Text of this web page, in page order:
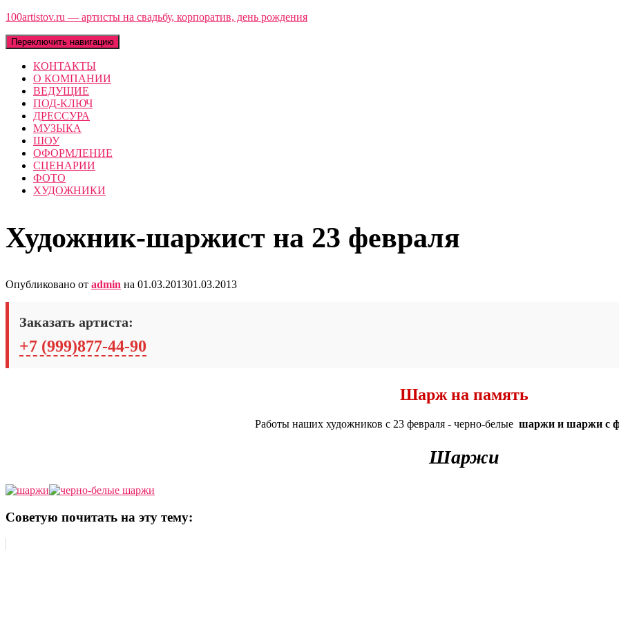
100artistov.ru — артисты на свадьбу, корпоратив, день рождения
Переключить навигацию
КОНТАКТЫ
О КОМПАНИИ
ВЕДУЩИЕ
ПОД-КЛЮЧ
ДРЕССУРА
МУЗЫКА
ШОУ
ОФОРМЛЕНИЕ
СЦЕНАРИИ
ФОТО
ХУДОЖНИКИ
Художник-шаржист на 23 февраля
Опубликовано от admin на 01.03.201301.03.2013
Заказать артиста:
+7 (999)877-44-90
Шарж на память
Работы наших художников с 23 февраля - черно-белые шаржи и шаржи с
Шаржи
Советую почитать на эту тему: